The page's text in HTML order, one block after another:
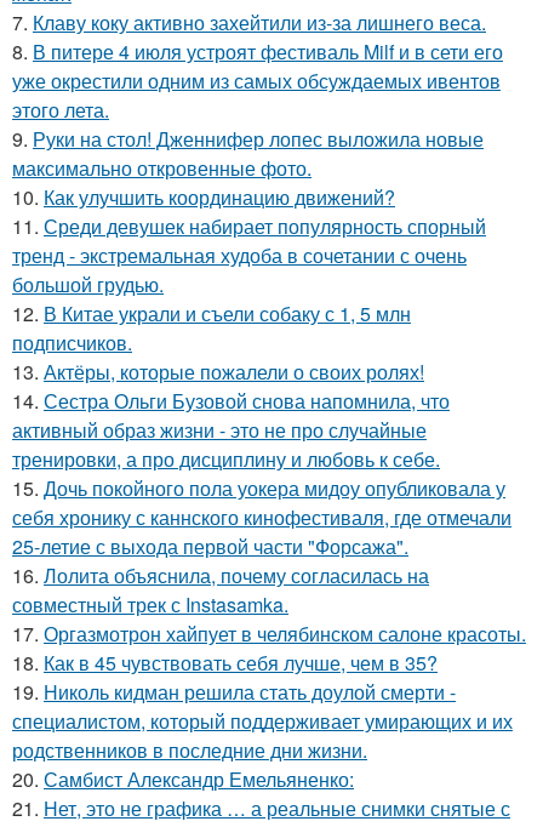
7. Клаву коку активно захейтили из-за лишнего веса.
8. В питере 4 июля устроят фестиваль Milf и в сети его
уже окрестили одним из самых обсуждаемых ивентов
этого лета.
9. Руки на стол! Дженнифер лопес выложила новые
максимально откровенные фото.
10. Как улучшить координацию движений?
11. Среди девушек набирает популярность спорный
тренд - экстремальная худоба в сочетании с очень
большой грудью.
12. В Китае украли и съели собаку с 1, 5 млн
подписчиков.
13. Актёры, которые пожалели о своих ролях!
14. Сестра Ольги Бузовой снова напомнила, что
активный образ жизни - это не про случайные
тренировки, а про дисциплину и любовь к себе.
15. Дочь покойного пола уокера мидоу опубликовала у
себя хронику с каннского кинофестиваля, где отмечали
25-летие с выхода первой части "Форсажа".
16. Лолита объяснила, почему согласилась на
совместный трек с Instasamka.
17. Оргазмотрон хайпует в челябинском салоне красоты.
18. Как в 45 чувствовать себя лучше, чем в 35?
19. Николь кидман решила стать доулой смерти -
специалистом, который поддерживает умирающих и их
родственников в последние дни жизни.
20. Самбист Александр Емельяненко:
21. Нет, это не графика … а реальные снимки снятые с